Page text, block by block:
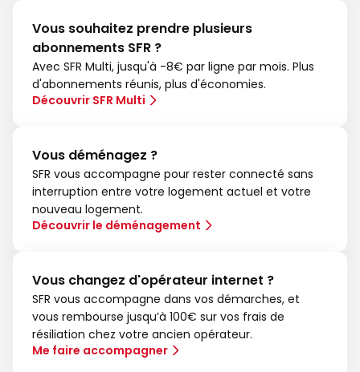
Vous souhaitez prendre plusieurs
abonnements SFR ?
Avec SFR Multi, jusqu'à -8€ par ligne par mois. Plus
d'abonnements réunis, plus d'économies.
Découvrir SFR Multi
Vous déménagez ?
SFR vous accompagne pour rester connecté sans
interruption entre votre logement actuel et votre
nouveau logement.
Découvrir le déménagement
Vous changez d'opérateur internet ?
SFR vous accompagne dans vos démarches, et
vous rembourse jusqu’à 100€ sur vos frais de
résiliation chez votre ancien opérateur.
Me faire accompagner